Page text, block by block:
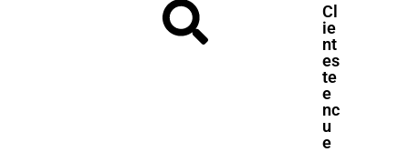
Cl
ie
nt
es
te
e
nc
u
e